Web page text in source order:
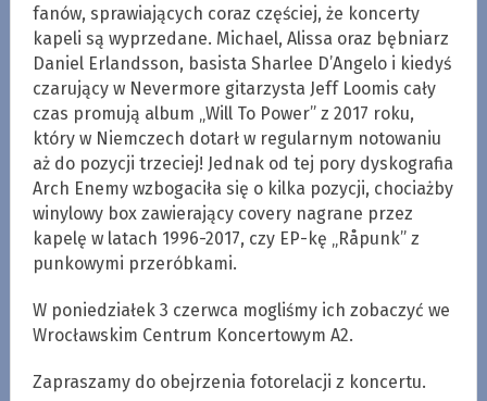
fanów, sprawiających coraz częściej, że koncerty
kapeli są wyprzedane. Michael, Alissa oraz bębniarz
Daniel Erlandsson, basista Sharlee D’Angelo i kiedyś
czarujący w Nevermore gitarzysta Jeff Loomis cały
czas promują album „Will To Power” z 2017 roku,
który w Niemczech dotarł w regularnym notowaniu
aż do pozycji trzeciej! Jednak od tej pory dyskografia
Arch Enemy wzbogaciła się o kilka pozycji, chociażby
winylowy box zawierający covery nagrane przez
kapelę w latach 1996-2017, czy EP-kę „Råpunk” z
punkowymi przeróbkami.
W poniedziałek 3 czerwca mogliśmy ich zobaczyć we
Wrocławskim Centrum Koncertowym A2.
Zapraszamy do obejrzenia fotorelacji z koncertu.